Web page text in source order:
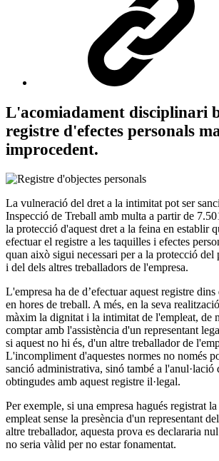
L'acomiadament disciplinari
registre d'efectes personals
improcedent.
La vulneració del dret a la intimitat pot ser
Inspecció de Treball amb multa a partir de
la protecció d'aquest dret a la feina en establir
efectuar el registre a les taquilles i efectes
quan això sigui necessari per a la protecció del
i del dels altres treballadors de l'empresa.
L'empresa ha de d’efectuar aquest registre
en hores de treball. A més, en la seva
màxim la dignitat i la intimitat de l'empleat, de
comptar amb l'assistència d'un representant
si aquest no hi és, d'un altre treballador de
L'incompliment d'aquestes normes no només
sanció administrativa, sinó també a l'anul·lació
obtingudes amb aquest registre il·legal.
Per exemple, si una empresa hagués registrat
empleat sense la presència d'un representant
altre treballador, aquesta prova es declararia
no seria vàlid per no estar fonamentat.